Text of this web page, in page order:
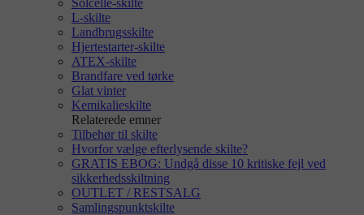
Solcelle-skilte
L-skilte
Landbrugsskilte
Hjertestarter-skilte
ATEX-skilte
Brandfare ved tørke
Glat vinter
Kemikalieskilte
Relaterede emner
Tilbehør til skilte
Hvorfor vælge efterlysende skilte?
GRATIS EBOG: Undgå disse 10 kritiske fejl ved
sikkerhedsskiltning
OUTLET / RESTSALG
Samlingspunktskilte